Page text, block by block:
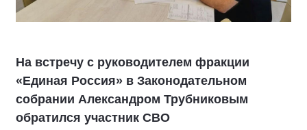
На встречу с руководителем фракции
«Единая Россия» в Законодательном
собрании Александром Трубниковым
обратился участник СВО